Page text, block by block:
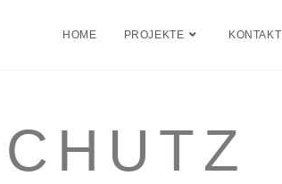
HOME PROJEKTE KONTAKT